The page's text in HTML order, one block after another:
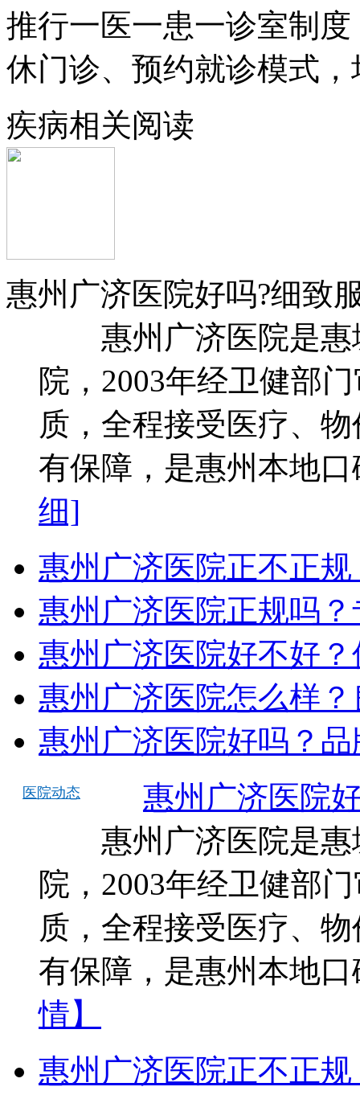
推行一医一患一诊室制
休门诊、预约就诊模式
疾病相关阅读
惠州广济医院好吗?细致
惠州广济医院是惠
院，2003年经卫健部
质，全程接受医疗、
有保障，是惠州本地
细]
惠州广济医院正不正
惠州广济医院正规吗
惠州广济医院好不好
惠州广济医院怎么样
惠州广济医院好吗？
医院动态
惠州广济医院
惠州广济医院是惠
院，2003年经卫健部
质，全程接受医疗、
有保障，是惠州本地
情】
惠州广济医院正不正规